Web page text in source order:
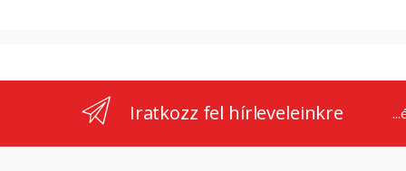
Iratkozz fel hírleveleinkre